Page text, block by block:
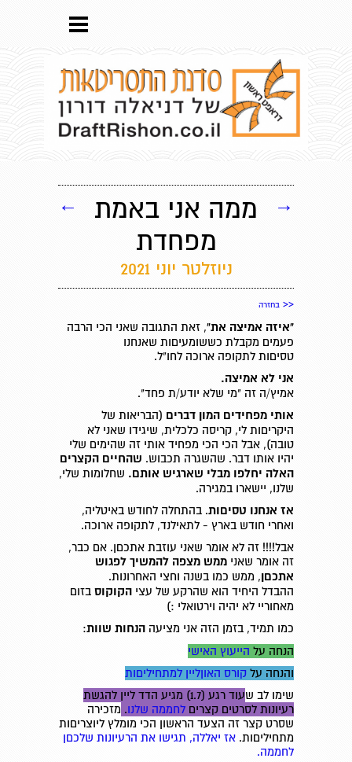
ממה אני באמת
מפחדת
ניוזלטר יוני 2021
← →
<< בחזרה
"איזה אמיצה את", זאת התגובה שאני הכי הרבה
פעמים מקבלת כששומעיםות שאנחנו
טסיםות לתקופה ארוכה לחו"ל.
אני לא אמיצה.
אמיץ/ה זה "מי שלא יודע/ת פחד".
אותי מפחידים המון דברים (הבריאות של
היקריםות לי, קריסה כלכלית, שיגידו שאני לא
טובה), אבל הכי הכי מפחיד אותי זה שהימים שלי
יהיו אותו דבר. שהשגרה תכבוש. שהחיים הקצרים
האלה יחלפו מבלי שארגיש אותם. שחלומות שלי,
שלנו, יישארו במגירה.
אז אנחנו טסיםות. בהתחלה לחודש באיטליה,
ואחרי חודש בארץ - לתאילנד, לתקופה ארוכה.
אבל!!!! זה לא אומר שאני עוזבת אתכםן. אם כבר,
זה אומר שאני ממש מצפה להמשיך לפגוש
אתכםן, ממש כמו בשנה וחצי האחרונות.
ההבדל היחיד הוא שהרקע של עצי הקוקוס בזום
מאחוריי לא יהיה וירטואלי :)
כמו תמיד, בזמן הזה אני מציעה הנחות שוות:
הנחה על הייעוץ האישי
והנחה על קורס האוןליין למתחיליםות
שימו לב ש
עוד רגע (1.7) מגיע הדד ליין להגשת
רעיונות לסרטים קצרים לחממה שלנו. מזכירה
שסרט קצר זה הצעד הראשון הכי מומלץ ליוצריםות
מתחיליםות. אז יאללה, תגישו את הרעיונות שלכםן
לחממה.